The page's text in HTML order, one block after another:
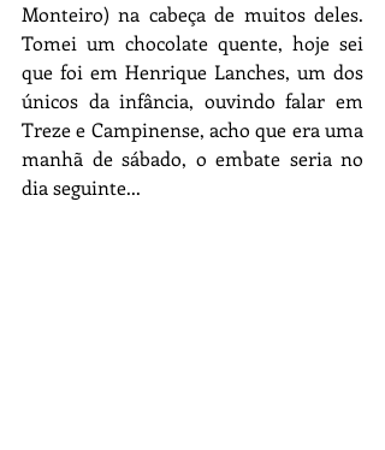
Monteiro) na cabeça de muitos deles.
Tomei um chocolate quente, hoje sei
que foi em Henrique Lanches, um dos
únicos da infância, ouvindo falar em
Treze e Campinense, acho que era uma
manhã de sábado, o embate seria no
dia seguinte...